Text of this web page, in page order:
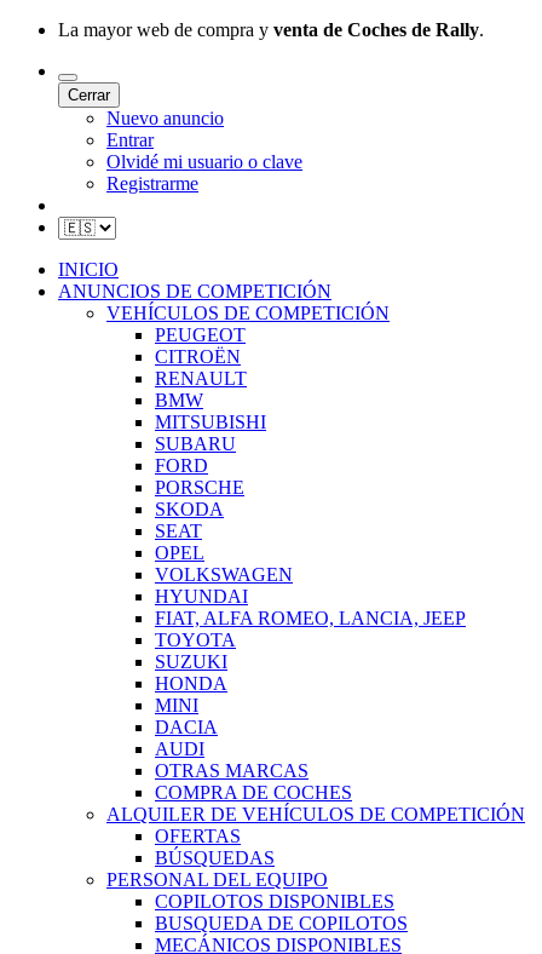
La mayor web de compra y venta de Coches de Rally.
Cerrar
Nuevo anuncio
Entrar
Olvidé mi usuario o clave
Registrarme
INICIO
ANUNCIOS DE COMPETICIÓN
VEHÍCULOS DE COMPETICIÓN
PEUGEOT
CITROËN
RENAULT
BMW
MITSUBISHI
SUBARU
FORD
PORSCHE
SKODA
SEAT
OPEL
VOLKSWAGEN
HYUNDAI
FIAT, ALFA ROMEO, LANCIA, JEEP
TOYOTA
SUZUKI
HONDA
MINI
DACIA
AUDI
OTRAS MARCAS
COMPRA DE COCHES
ALQUILER DE VEHÍCULOS DE COMPETICIÓN
OFERTAS
BÚSQUEDAS
PERSONAL DEL EQUIPO
COPILOTOS DISPONIBLES
BUSQUEDA DE COPILOTOS
MECÁNICOS DISPONIBLES